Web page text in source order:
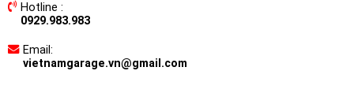
Hotline :
0929.983.983
Email:
vietnamgarage.vn@gmail.com